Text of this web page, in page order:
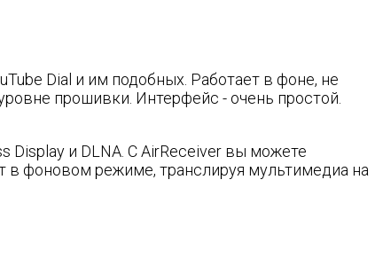
Dial и им подобных. Работает в фоне, не
прошивки. Интерфейс - очень простой.
Display и DLNA. С AirReceiver вы можете
в фоновом режиме, транслируя мультимедиа на